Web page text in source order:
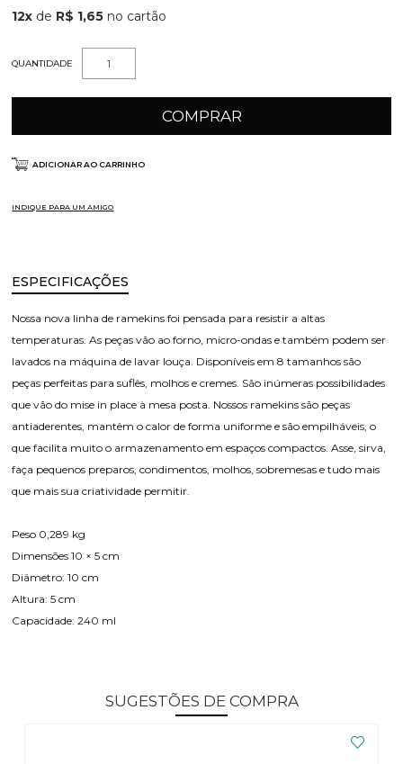
12x de R$ 1,65
QUANTIDADE
COMPRAR
ADICIONAR AO CARRINHO
INDIQUE PARA UM AMIGO
ESPECIFICAÇÕES
Nossa nova linha de ramekins foi pensada para resistir a altas
temperaturas. As peças vão ao forno, micro-ondas e também podem ser
lavados na máquina de lavar louça. Disponíveis em 8 tamanhos são
peças perfeitas para suflês, molhos e cremes. São inúmeras possibilidades
que vão do mise in place à mesa posta. Nossos ramekins são peças
antiaderentes, mantêm o calor de forma uniforme e são empilháveis, o
que facilita muito o armazenamento em espaços compactos. Asse, sirva,
faça pequenos preparos, condimentos, molhos, sobremesas e tudo mais
que mais sua criatividade permitir.
Peso 0,289 kg
Dimensões 10 × 5 cm
Diâmetro: 10 cm
Altura: 5 cm
Capacidade: 240 ml
SUGESTÕES DE COMPRA